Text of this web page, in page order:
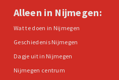
Alleen in Nijmegen:
Wat te doen in Nijmegen
Geschiedenis Nijmegen
Dagje uit in Nijmegen
Nijmegen centrum